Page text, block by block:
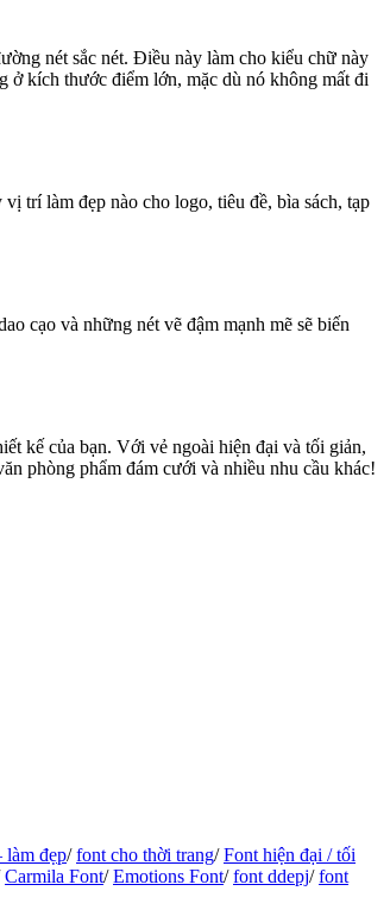
nét sắc nét. Điều này làm cho kiểu chữ này
ở kích thước điểm lớn, mặc dù nó không mất đi
trí làm đẹp nào cho logo, tiêu đề, bìa sách, tạp
cạo và những nét vẽ đậm mạnh mẽ sẽ biến
kế của bạn. Với vẻ ngoài hiện đại và tối giản,
phòng phẩm đám cưới và nhiều nhu cầu khác!
làm đẹp/font cho thời trang/Font hiện đại / tối
Carmila Font/Emotions Font/font ddepj/font